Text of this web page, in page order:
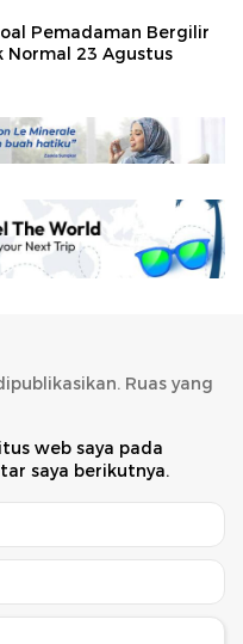
Pemadaman Bergilir
Normal 23 Agustus
Ruas yang
web saya pada
saya berikutnya.